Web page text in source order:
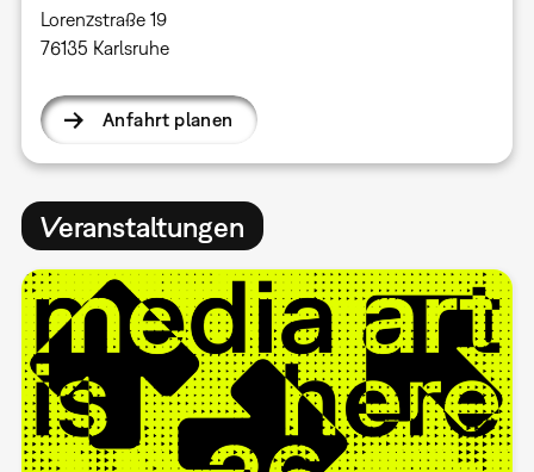
Lorenzstraße 19
76135 Karlsruhe
Anfahrt planen
Veranstaltungen